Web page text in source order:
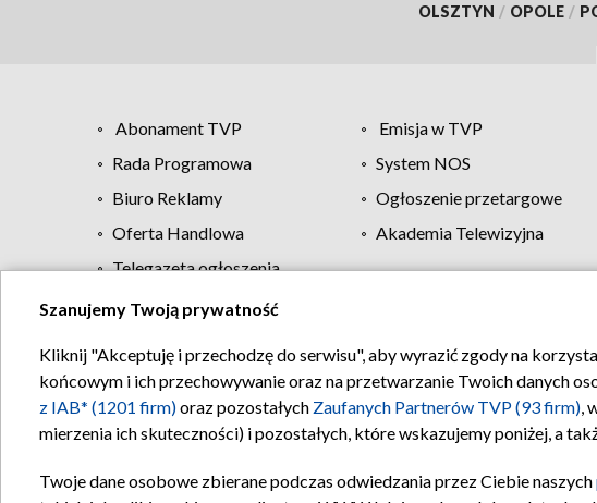
OLSZTYN / OPOLE /
Abonament TVP Emisja w TVP
Rada Programowa
System NOS
Biuro Reklamy
Ogłoszenie przetargowe
Oferta Handlowa
Akademia Telewizyjna
Telegazeta ogłoszenia
Regulamin TVP Polityka
Szanujemy Twoją prywatność
Kliknij "Akceptuję i przechodzę do serwisu", aby wyrazić zgody na
końcowym i ich przechowywanie oraz na przetwarzanie Twoich danych
z IAB* (1201 firm)oraz pozostałych Zaufanych Partnerów TVP (93 firm),
mierzenia ich skuteczności) i pozostałych, które wskazujemy poniżej, a
Twoje dane osobowe zbierane podczas odwiedzania przez Ciebie naszych